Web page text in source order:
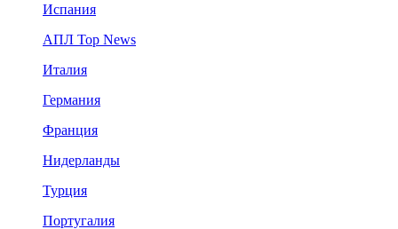
Испания
АПЛ Top News
Италия
Германия
Франция
Нидерланды
Турция
Португалия